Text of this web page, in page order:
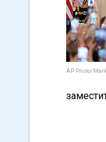
AP Photo/